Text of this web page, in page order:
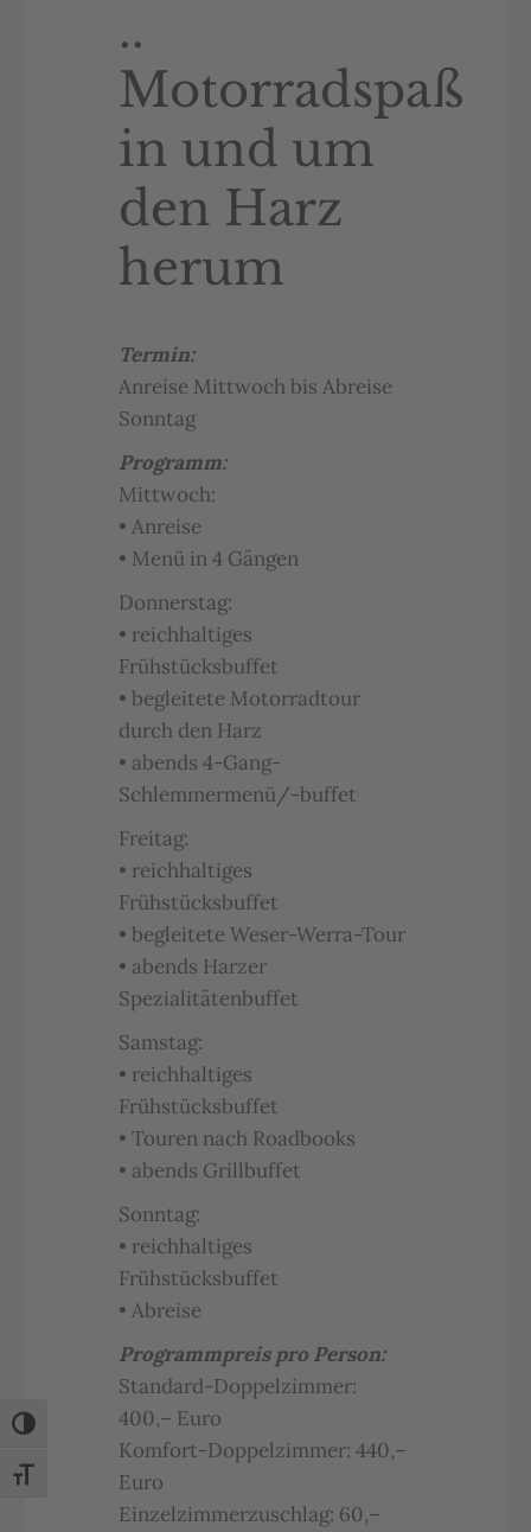
Umschalten auf hohe Kontraste
Schrift vergrößern
..
Motorradspaß
in und um
den Harz
herum
Termin:
Anreise Mittwoch bis Abreise
Sonntag
Programm:
Mittwoch:
• Anreise
• Menü in 4 Gängen
Donnerstag:
• reichhaltiges
Frühstücksbuffet
• begleitete Motorradtour
durch den Harz
• abends 4-Gang-
Schlemmermenü/-buffet
Freitag:
• reichhaltiges
Frühstücksbuffet
• begleitete Weser-Werra-Tour
• abends Harzer
Spezialitätenbuffet
Samstag:
• reichhaltiges
Frühstücksbuffet
• Touren nach Roadbooks
• abends Grillbuffet
Sonntag:
• reichhaltiges
Frühstücksbuffet
• Abreise
Programmpreis pro Person:
Standard-Doppelzimmer:
400,– Euro
Komfort-Doppelzimmer: 440,–
Euro
Einzelzimmerzuschlag: 60,–